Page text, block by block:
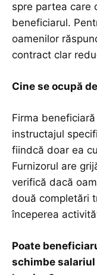
spre partea care
beneficiarul.
oamenilor
contract clar
Cine se ocupă
Firma
instructajul
fiindcă doar ea
Furnizorul are
verifică dacă
două completări
începerea
Poate
schimbe